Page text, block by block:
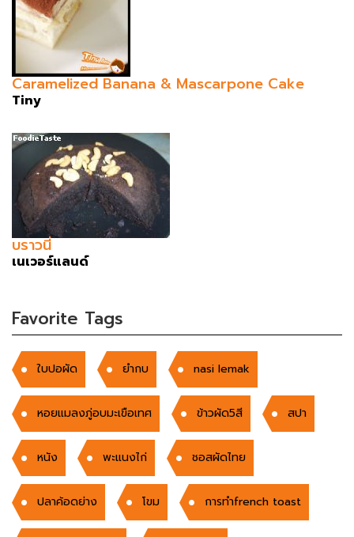
Caramelized Banana & Mascarpone Cake
Tiny
บราวนี่
เนเวอร์แลนด์
Favorite Tags
ใบปอผัด ยำกบ nasi lemak
หอยแมลงภู่อบมะเขือเทศ ข้าวผัด5สี สปา
หนัง พะแนงไก่ ชอสผัดไทย
ปลาค้อดย่าง โขม การทำfrench toast